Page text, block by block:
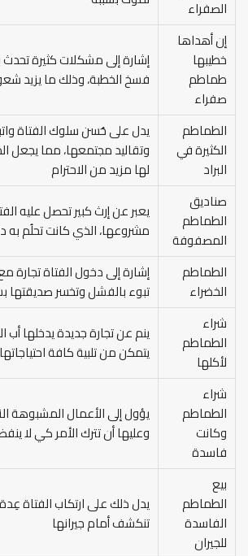
الصفراء
إن أهداها
خطيبها
طماطم
صفراء
إشارة إلى مشكلات كثيرة
فسخ الخطبة، وذلك ما يزيد
الطماطم
الكثيرة في
البراد
يدل على حُسن سلوك الفتاة
وتقاليد مجتمعها، مما يجعل
لها مزيد من الاحترام
صناديق
الطماطم
المصفوفة
يعبر عن إرث كبير تحصل عليه
مشروعها، الذي كانت تحلُم به
الطماطم
الخضراء
إشارة إلى دخول الفتاة تجارة
تبوء بالفشل وتخسر صديقتها
شراء
الطماطم
لأكلها
ينم عن تجارة جديدة يدخلها أب
يتمكن من تلبية كافة احتياجاتها
شراء
الطماطم
وكانت
فاسدة
يؤول إلى الأعمال المشبوهة
وعليها أن تترك الأمر كي لا
بيع
الطماطم
الفاسدة
للجيران
يدل ذلك على ارتكاب الفتاة
تنكشف أمام جيرانها